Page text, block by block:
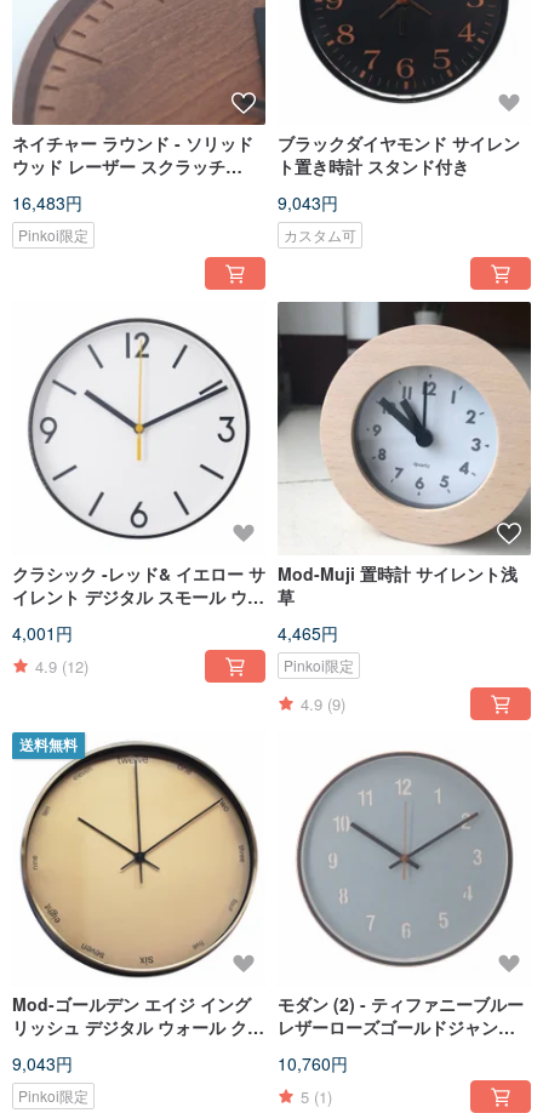
ネイチャー ラウンド - ソリッド
ウッド レーザー スクラッチ
16,483円
Pinkoi限定
ブラックダイヤモンド サイレン
ト置き時計 スタンド付き
9,043円
カスタム可
クラシック -レッド& イエロー サ
イレント デジタル スモール ウォ
ク
4,001円
4.9 (12)
Mod-Muji 置時計 サイレント浅
草
4,465円
Pinkoi限定
4.9 (9)
送料無料
Mod-ゴールデン エイジ イング
リッシュ デジタル ウォール クロ
9,043円
Pinkoi限定
モダン (2) - ティファニーブルー
レザーローズゴールドジャンプ
け時計
10,760円
5 (1)